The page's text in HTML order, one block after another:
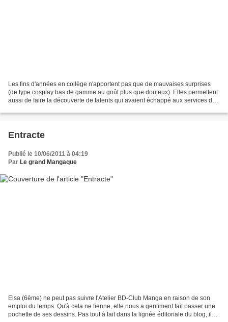
Les fins d'années en collège n'apportent pas que de mauvaises surprises
(de type cosplay bas de gamme au goût plus que douteux). Elles permettent
aussi de faire la découverte de talents qui avaient échappé aux services de
Entracte
Publié le 10/06/2011 à 04:19
Par Le grand Mangaque
Elsa (6ème) ne peut pas suivre l'Atelier BD-Club Manga en raison de son
emploi du temps. Qu'à cela ne tienne, elle nous a gentiment fait passer une
pochette de ses dessins. Pas tout à fait dans la lignée éditoriale du blog, ils